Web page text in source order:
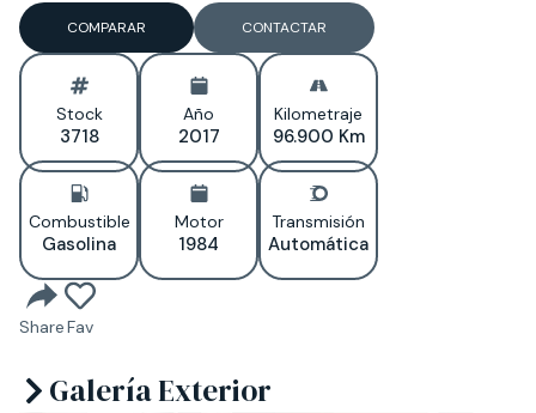
Galería Exterior
COMPARAR CONTACTAR
Stock
3718
Año
2017
Kilometraje
96.900 Km
Combustible
Gasolina
Motor
1984
Transmisión
Automática
ShareFav